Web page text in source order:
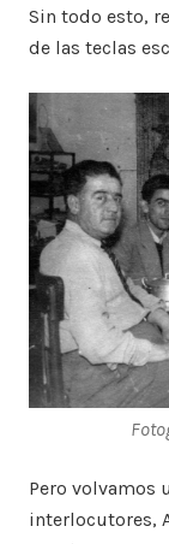
Sin todo esto,
de las teclas
Pero volvamos
interlocutores,